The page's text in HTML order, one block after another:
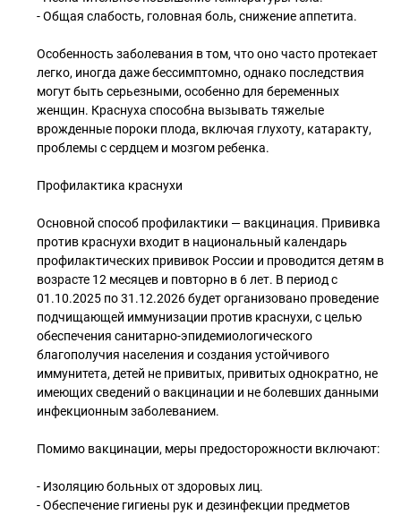
- Общая слабость, головная боль, снижение аппетита.
Особенность заболевания в том, что оно часто протекает
легко, иногда даже бессимптомно, однако последствия
могут быть серьезными, особенно для беременных
женщин. Краснуха способна вызывать тяжелые
врожденные пороки плода, включая глухоту, катаракту,
проблемы с сердцем и мозгом ребенка.
Профилактика краснухи
Основной способ профилактики — вакцинация. Прививка
против краснухи входит в национальный календарь
профилактических прививок России и проводится детям в
возрасте 12 месяцев и повторно в 6 лет. В период с
01.10.2025 по 31.12.2026 будет организовано проведение
подчищающей иммунизации против краснухи, с целью
обеспечения санитарно-эпидемиологического
благополучия населения и создания устойчивого
иммунитета, детей не привитых, привитых однократно, не
имеющих сведений о вакцинации и не болевших данными
инфекционным заболеванием.
Помимо вакцинации, меры предосторожности включают:
- Изоляцию больных от здоровых лиц.
- Обеспечение гигиены рук и дезинфекции предметов